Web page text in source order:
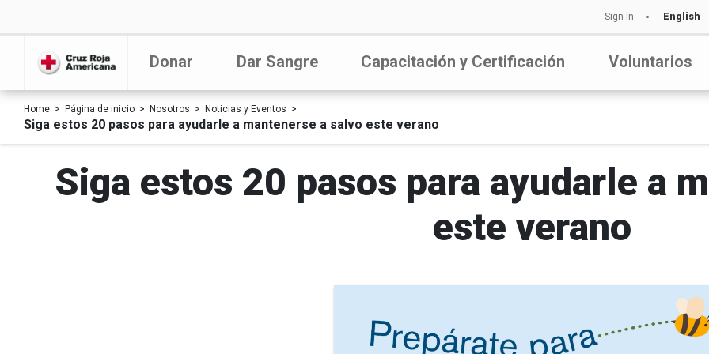
Sign In English
Donar Dar Sangre Capacitación y Certificación Voluntarios
Home Página de inicio Nosotros Noticias y Eventos
Siga estos 20 pasos para ayudarle a mantenerse a salvo este verano
Siga estos 20 pasos para ayudarle a
este verano